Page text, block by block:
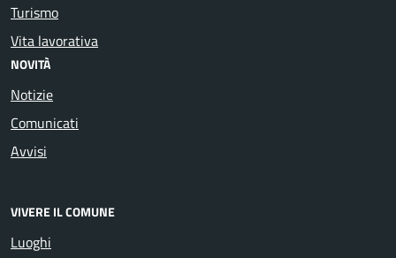
Turismo
Vita lavorativa
NOVITÀ
Notizie
Comunicati
Avvisi
VIVERE IL COMUNE
Luoghi